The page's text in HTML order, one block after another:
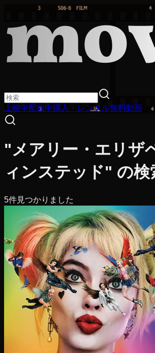
上映中配信中購入・レンタル無料動画
"メアリー・エリザ
ィンステッド" の検
5件見つかりました